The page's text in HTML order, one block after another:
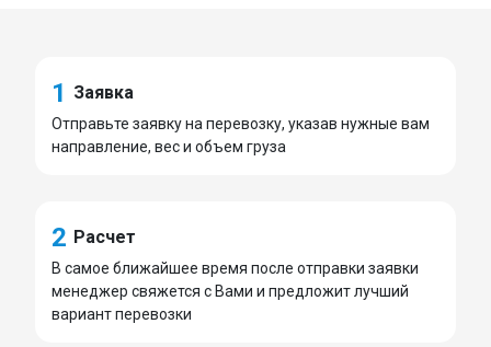
1 Заявка
Отправьте заявку на перевозку, указав нужные вам
направление, вес и объем груза
2 Расчет
В самое ближайшее время после отправки заявки
менеджер свяжется с Вами и предложит лучший
вариант перевозки